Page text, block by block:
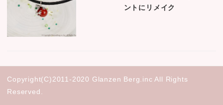
ントにリメイク
Copyright(C)2011-2020 Glanzen Berg.inc All Rights
Reserved.